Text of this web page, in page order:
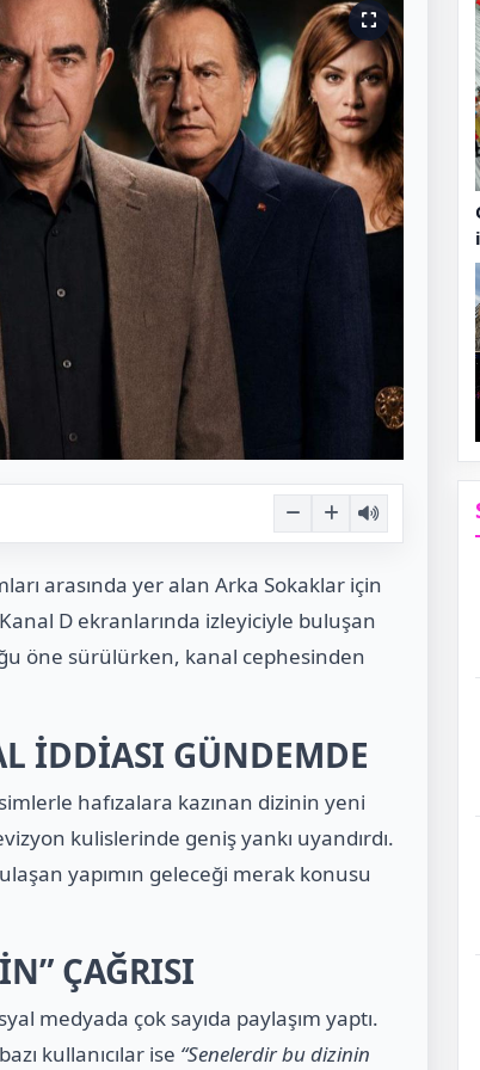
arasında yer alan Arka Sokaklar için
D ekranlarında izleyiciyle buluşan
öne sürülürken, kanal cephesinden
İDDİASI GÜNDEMDE
hafızalara kazınan dizinin yeni
kulislerinde geniş yankı uyandırdı.
yapımın geleceği merak konusu
ÇAĞRISI
medyada çok sayıda paylaşım yaptı.
kullanıcılar ise “Senelerdir bu dizinin